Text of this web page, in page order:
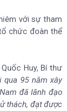
với sự tham
chức đoàn thể
Huy, Bí thư
qua 95 năm xây
đã lãnh đạo
thách, đạt được